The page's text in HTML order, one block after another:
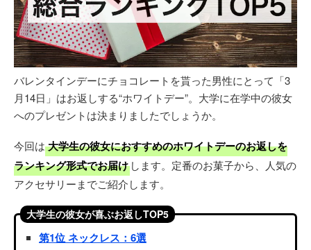
バレンタインデーにチョコレートを貰った男性にとって「3
月14日」はお返しする“ホワイトデー”。大学に在学中の彼女
へのプレゼントは決まりましたでしょうか。
今回は 大学生の彼女におすすめのホワイトデーのお返しを
ランキング形式でお届け します。定番のお菓子から、人気の
アクセサリーまでご紹介します。
大学生の彼女が喜ぶお返しTOP5
第1位 ネックレス：6選